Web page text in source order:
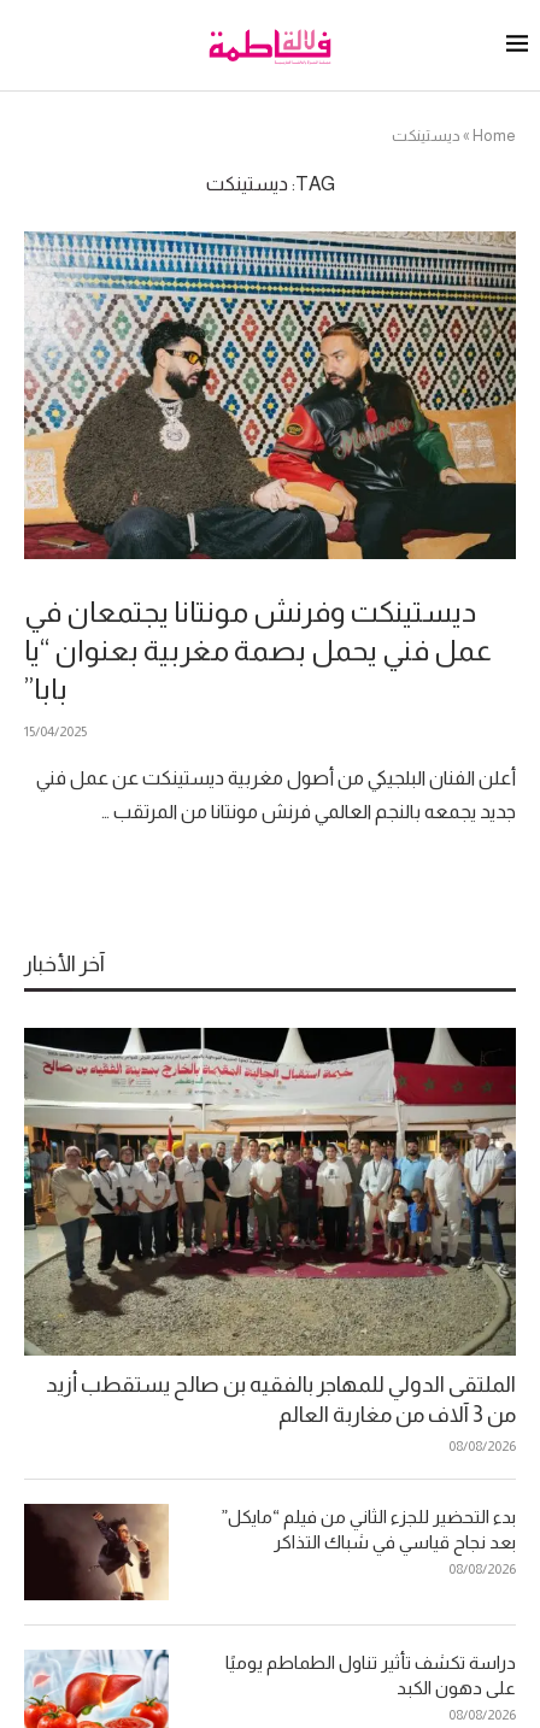
Home
» ديستينكت
TAG: ديستينكت
ديستينكت وفرنش مونتانا يجتمعان في
عمل فني يحمل بصمة مغربية بعنوان “يا
بابا”
15/04/2025
أعلن الفنان البلجيكي من أصول مغربية ديستينكت عن عمل فني
جديد يجمعه بالنجم العالمي فرنش مونتانا من المرتقب …
آخر الأخبار
الملتقى الدولي للمهاجر بالفقيه بن صالح يستقطب أزيد
من 3 آلاف من مغاربة العالم
08/08/2026
بدء التحضير للجزء الثاني من فيلم “مايكل”
بعد نجاح قياسي في شباك التذاكر
08/08/2026
دراسة تكشف تأثير تناول الطماطم يوميًا
على دهون الكبد
08/08/2026